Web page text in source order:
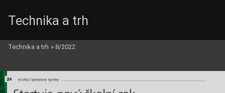
Technika a trh
Technika a trh » 8/2022